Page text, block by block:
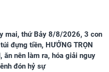
mai, thứ Bảy 8/8/2026, 3 con
đựng tiền, HƯỞNG TRỌN
ăn nên làm ra, hóa giải nguy
đón hỷ sự